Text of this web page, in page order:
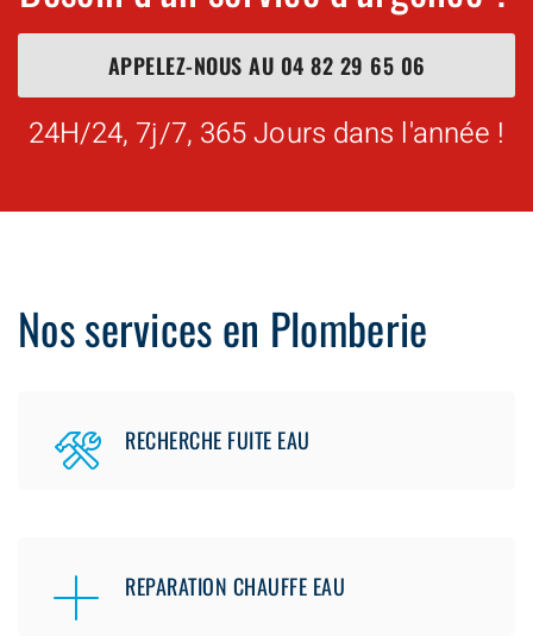
APPELEZ-NOUS AU 04 82 29 65 06
24H/24, 7j/7, 365 Jours dans l'année !
Nos services en Plomberie
RECHERCHE FUITE EAU
REPARATION CHAUFFE EAU